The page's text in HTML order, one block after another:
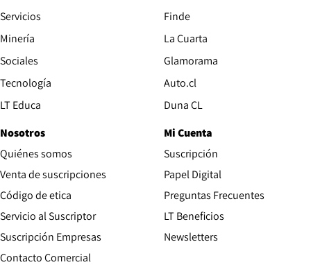
Servicios
Minería
Sociales
Tecnología
LT Educa
Finde
La Cuarta
Glamorama
Auto.clOpens in new window
Duna CLOpens in new window
Nosotros
Quiénes somos
Venta de suscripciones
Código de etica Opens in new window
Servicio al Suscriptor
Suscripción Empresas
Contacto ComercialOpens in new window
Mi Cuenta
Suscripción
Papel DigitalOpens in new
Preguntas Frecuentes
LT Beneficios
Newsletters